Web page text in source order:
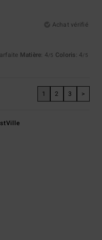
Achat vérifié
Matière: 4/5 Coloris: 4/5
1 2 3 >